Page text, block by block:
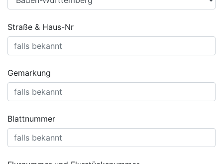
Straße & Haus-Nr
Gemarkung
Blattnummer